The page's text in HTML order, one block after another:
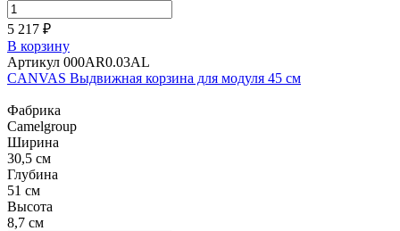
5 217 ₽
В корзину
Артикул 000AR0.03AL
CANVAS Выдвижная корзина для модуля 45 см
Фабрика
Camelgroup
Ширина
30,5 см
Глубина
51 см
Высота
8,7 см